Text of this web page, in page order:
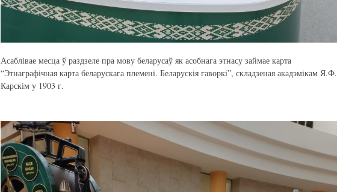
Асаблівае месца ў раздзеле пра мову беларусаў як асобнага этнасу займае карта
“Этнаграфічная карта беларускага племені. Беларускія гаворкі”, складзеная акадэмікам Я.Ф.
Карскім у 1903 г.